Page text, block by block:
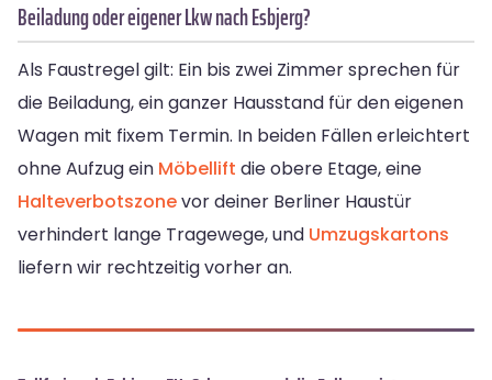
Beiladung oder eigener Lkw nach Esbjerg?
Als Faustregel gilt: Ein bis zwei Zimmer sprechen für
die Beiladung, ein ganzer Hausstand für den eigenen
Wagen mit fixem Termin. In beiden Fällen erleichtert
ohne Aufzug ein Möbellift die obere Etage, eine
Halteverbotszonevor deiner Berliner Haustür
verhindert lange Tragewege, und Umzugskartons
liefern wir rechtzeitig vorher an.